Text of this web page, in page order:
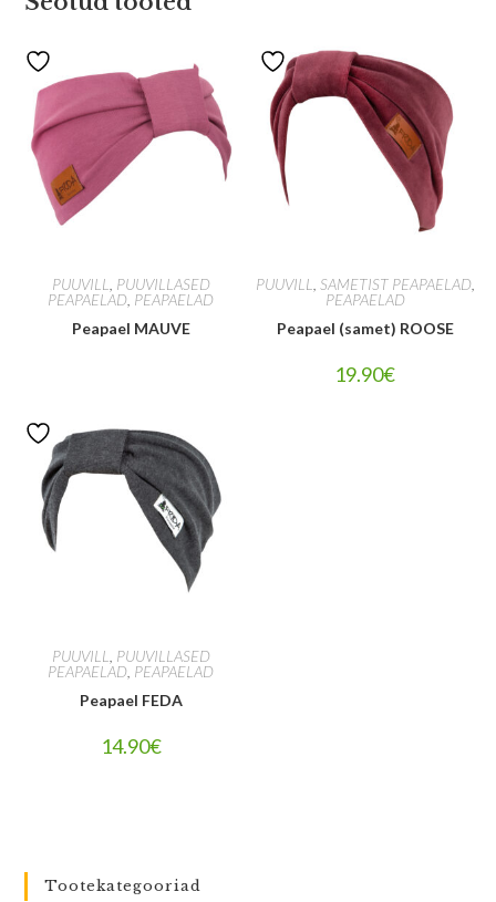
PUUVILL
PUUVILLASED
PEAPAELAD PEAPAELAD
Peapael MAUVE
PUUVILL SAMETIST PEAPAELAD,
PEAPAELAD
Peapael (samet) ROOSE
19.90€
PUUVILL
PUUVILLASED
PEAPAELAD PEAPAELAD
Peapael FEDA
14.90€
Tootekategooriad